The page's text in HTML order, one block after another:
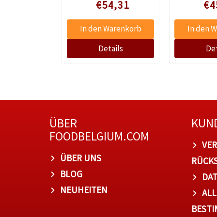
€54,31
ÜBER
FOODBELGIUM.COM
ÜBER UNS
BLOG
NEUHEITEN